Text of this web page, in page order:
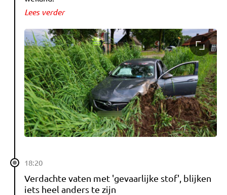
Lees verder
18:20
Verdachte vaten met 'gevaarlijke stof', blijken
iets heel anders te zijn